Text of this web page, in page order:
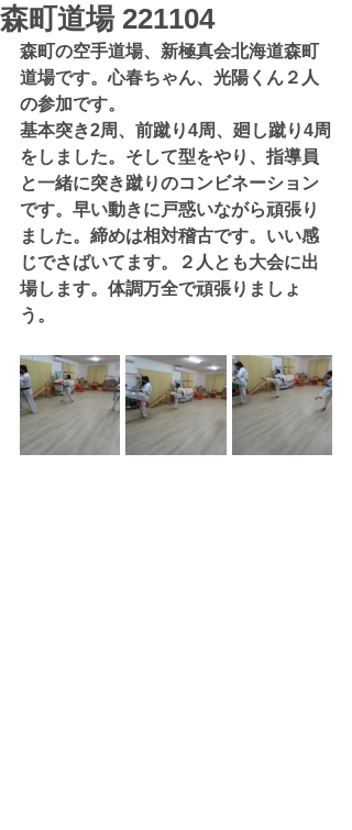
森町道場 221104
森町の空手道場、新極真会北海道森町
道場です。心春ちゃん、光陽くん２人
の参加です。
基本突き2周、前蹴り4周、廻し蹴り4周
をしました。そして型をやり、指導員
と一緒に突き蹴りのコンビネーション
です。早い動きに戸惑いながら頑張り
ました。締めは相対稽古です。いい感
じでさばいてます。２人とも大会に出
場します。体調万全で頑張りましょ
う。